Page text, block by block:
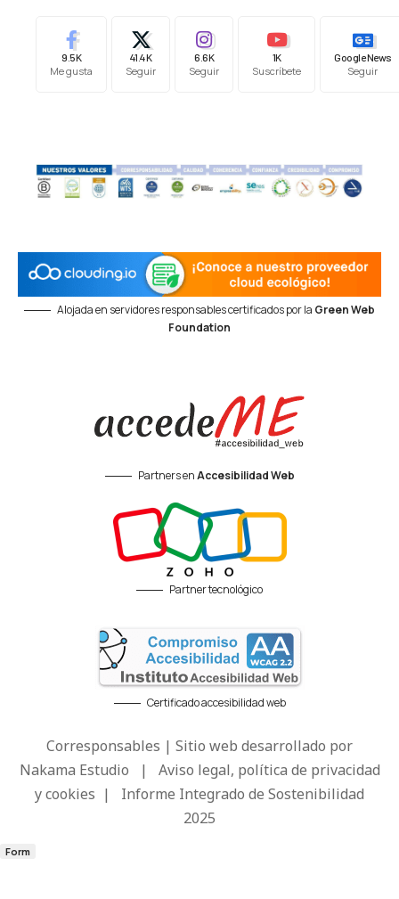
9.5K
Me gusta
41.4K
Seguir
6.6K
Seguir
1K
Suscríbete
Google News
Seguir
Alojada en servidores responsables certificados por la Green Web
Foundation
Partners enAccesibilidad Web
Partner tecnológico
Certificado accesibilidad web
Corresponsables | Sitio web desarrollado por
Nakama Estudio | Aviso legal, política de privacidad
y cookies | Informe Integrado de Sostenibilidad
2025
Form